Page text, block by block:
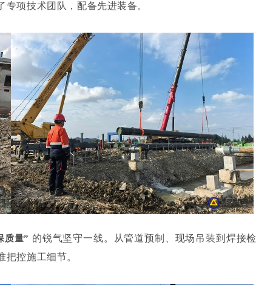
项技术团队，配备先进装备。
质量” 的锐气坚守一线。从管道预制、现场吊装到焊接检
控施工细节。